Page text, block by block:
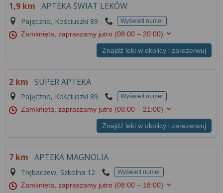
1,9 km APTEKA ŚWIAT LEKÓW
Pajęczno, Kościuszki 89 Wyświetl numer
Zamknięta, zapraszamy jutro (08:00 – 20:00)
Znajdź leki w okolicy i zarezerwuj
2 km SUPER APTEKA
Pajęczno, Kościuszki 89 Wyświetl numer
Zamknięta, zapraszamy jutro (08:00 – 21:00)
Znajdź leki w okolicy i zarezerwuj
7 km APTEKA MAGNOLIA
Trębaczew, Szkolna 12 Wyświetl numer
Zamknięta, zapraszamy jutro (08:00 – 18:00)